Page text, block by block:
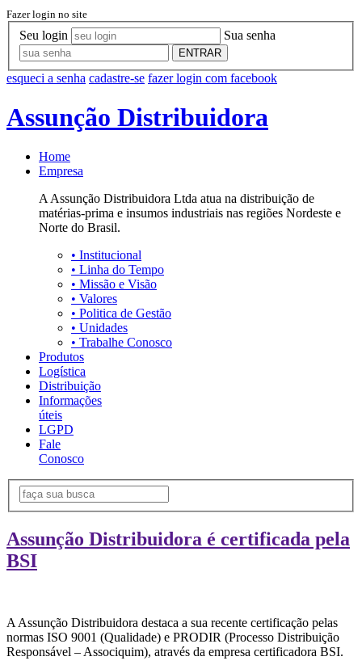
Fazer login no site
Seu login Sua senha
ENTRAR
esqueci a senha cadastre-se fazer login com facebook
Assunção Distribuidora
Home
Empresa
A Assunção Distribuidora Ltda atua na distribuição de
matérias-prima e insumos industriais nas regiões Nordeste e
Norte do Brasil.
• Institucional
• Linha do Tempo
• Missão e Visão
• Valores
• Politica de Gestão
• Unidades
• Trabalhe Conosco
Produtos
Logística
Distribuição
Informações
úteis
LGPD
Fale
Conosco
Assunção Distribuidora é certificada pela
BSI
A Assunção Distribuidora destaca a sua recente certificação pelas
normas ISO 9001 (Qualidade) e PRODIR (Processo Distribuição
Responsável – Associquim), através da empresa certificadora BSI.